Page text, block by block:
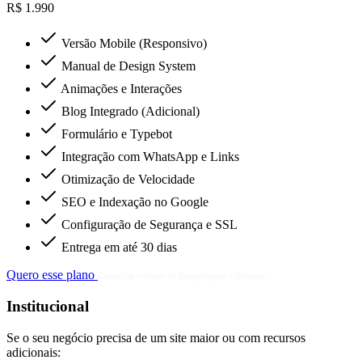
R$ 1.990
Versão Mobile (Responsivo)
Manual de Design System
Animações e Interações
Blog Integrado (Adicional)
Formulário e Typebot
Integração com WhatsApp e Links
Otimização de Velocidade
SEO e Indexação no Google
Configuração de Segurança e SSL
Entrega em até 30 dias
Quero esse plano
Institucional
Se o seu negócio precisa de um site maior ou com recursos
adicionais: